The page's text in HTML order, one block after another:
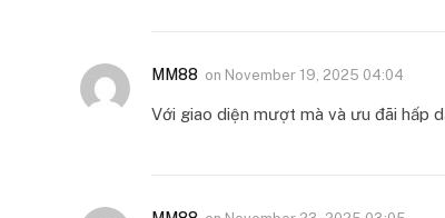
MM88 on November 19, 2025 04:04
Với giao diện mượt mà và ưu đãi hấp